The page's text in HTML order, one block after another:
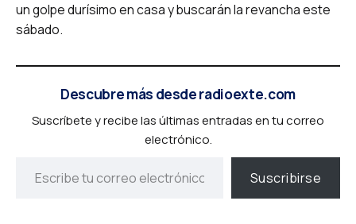
un golpe durísimo en casa y buscarán la revancha este
sábado.
Descubre más desde radioexte.com
Suscríbete y recibe las últimas entradas en tu correo
electrónico.
Suscribirse